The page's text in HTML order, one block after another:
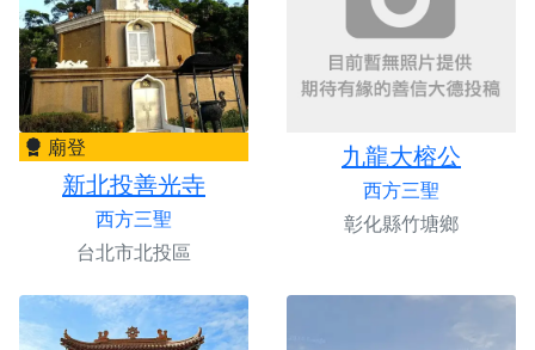
廟登
新北投善光寺
西方三聖
台北市北投區
九龍大榕公
西方三聖
彰化縣竹塘鄉